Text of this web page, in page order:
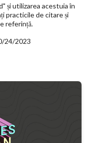
și utilizarea acestuia în
practicile de citare și
referință.
24/2023